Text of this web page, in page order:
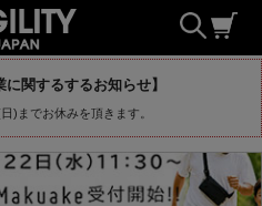
に関するするお知らせ】
)までお休みを頂きます。